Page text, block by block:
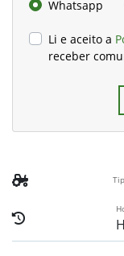
Whatsapp
Li e aceito a
receber
H